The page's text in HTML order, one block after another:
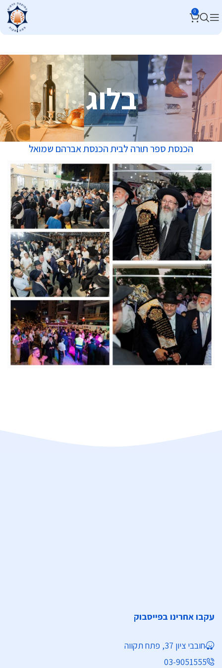
0
בלוג
הכנסת ספר תורה לבית הכנסת אברהם שמואל
עקבו אחרינו בפייסבוק
חובבי ציון 37, פתח תקווה
03-9051555